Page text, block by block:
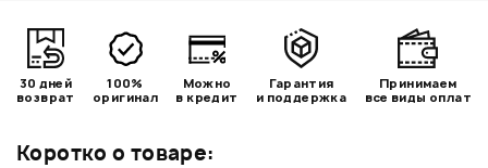
Коротко о товаре:
30 дней
возврат
100%
оригинал
Можно
в кредит
Гарантия
и поддержка
Принимаем
все виды оплат